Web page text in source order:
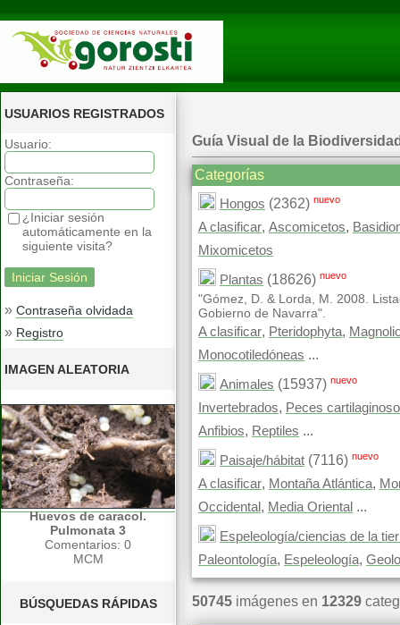
USUARIOS REGISTRADOS
Usuario:
Contraseña:
¿Iniciar sesión
automáticamente en la
siguiente visita?
» Contraseña olvidada
» Registro
IMAGEN ALEATORIA
Huevos de caracol.
Pulmonata 3
Comentarios: 0
MCM
BÚSQUEDAS RÁPIDAS
Guía Visual de la
Categorías
Hongos (2362) nuevo
A clasificar, Ascomicetos,
Mixomicetos
Plantas (18626) nuevo
"Gómez, D. & Lorda, M. 2008.
Gobierno de Navarra".
A clasificar, Pteridophyta,
Monocotiledóneas ...
Animales (15937) nuevo
Invertebrados, Peces
Anfibios, Reptiles ...
Paisaje/hábitat (7116) nuevo
A clasificar, Montaña Atlántica,
Occidental , Media Oriental ...
Espeleología/ciencias de la
Paleontología, Espeleología,
50745 imágenes en 12329